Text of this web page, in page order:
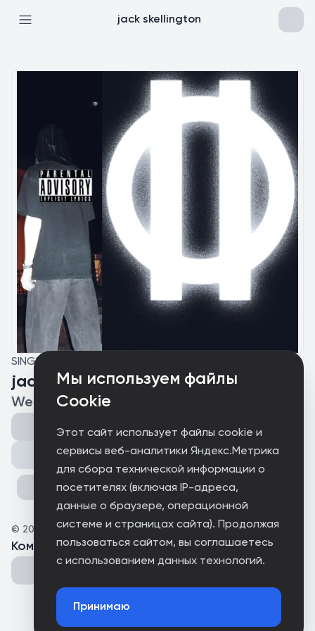
Мы используем файлы
Cookie
Этот сайт использует файлы cookie и
сервисы веб-аналитики Яндекс.Метрика
для сбора технической информации о
посетителях (включая IP-адреса,
данные о браузере, операционной
системе и страницах сайта). Продолжая
пользоваться сайтом, вы соглашаетесь
с использованием данных технологий.
Принимаю
jack skellington
SINGLE
jack skellington
Weizer
Поделиться
© 2025 ASTRAL
Комментарии(0 )